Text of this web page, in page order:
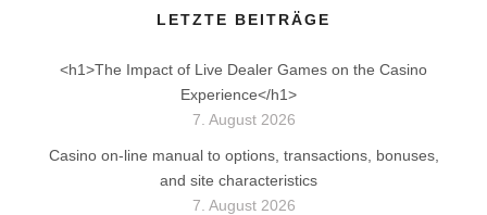
LETZTE BEITRÄGE
<h1>The Impact of Live Dealer Games on the Casino
Experience</h1>
7. August 2026
Casino on-line manual to options, transactions, bonuses,
and site characteristics
7. August 2026